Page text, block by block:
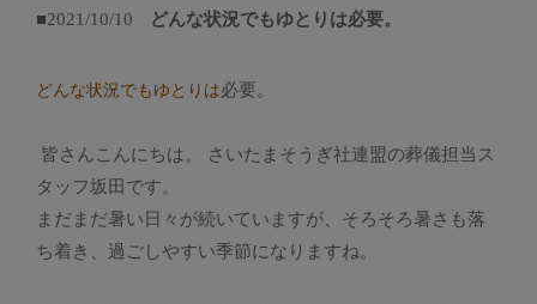
■2021/10/10 どんな状況でもゆとりは必要。
どんな状況でもゆとりは必要。
皆さんこんにちは。 さいたまそうぎ社連盟の葬儀担当ス
タッフ坂田です。
まだまだ暑い日々が続いていますが、そろそろ暑さも落
ち着き、過ごしやすい季節になりますね。